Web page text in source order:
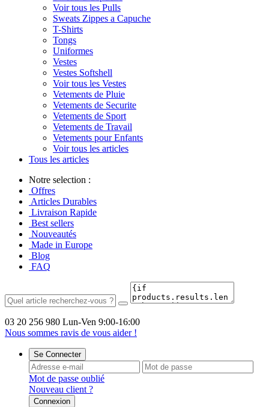
Voir tous les Pulls
Sweats Zippes a Capuche
T-Shirts
Tongs
Uniformes
Vestes
Vestes Softshell
Voir tous les Vestes
Vetements de Pluie
Vetements de Securite
Vetements de Sport
Vetements de Travail
Vetements pour Enfants
Voir tous les articles
Tous les articles
Notre selection :
Offres
Articles Durables
Livraison Rapide
Best sellers
Nouveautés
Made in Europe
Blog
FAQ
03 20 256 980 Lun-Ven 9:00-16:00
Nous sommes ravis de vous aider !
Se Connecter
Mot de passe oublié
Nouveau client ?
Connexion